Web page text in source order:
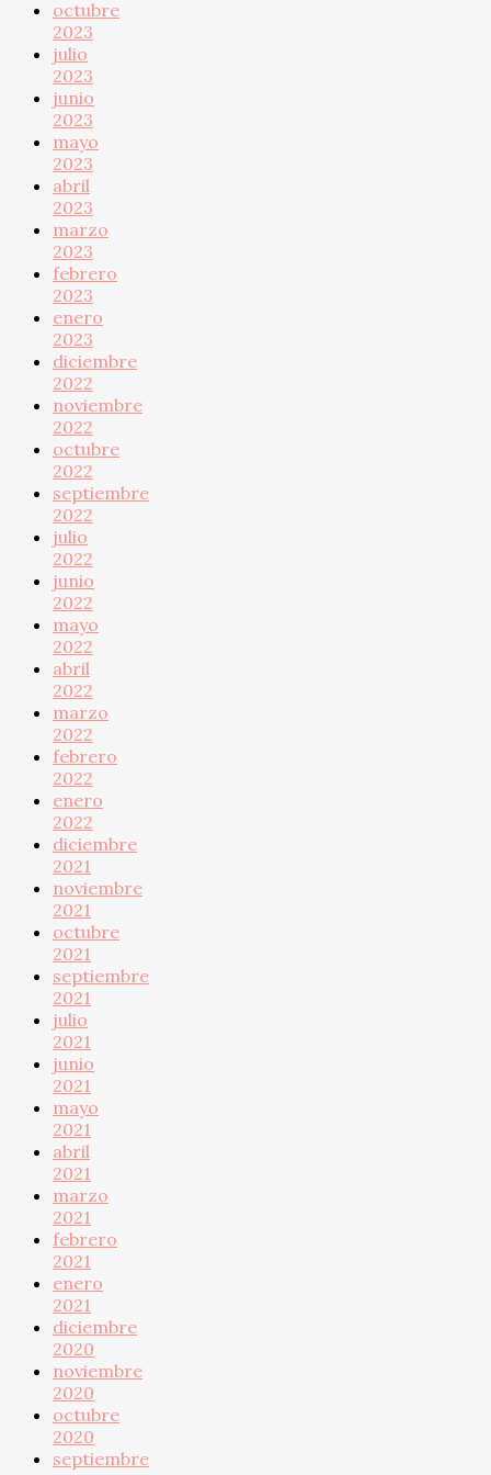
octubre
2023
julio
2023
junio
2023
mayo
2023
abril
2023
marzo
2023
febrero
2023
enero
2023
diciembre
2022
noviembre
2022
octubre
2022
septiembre
2022
julio
2022
junio
2022
mayo
2022
abril
2022
marzo
2022
febrero
2022
enero
2022
diciembre
2021
noviembre
2021
octubre
2021
septiembre
2021
julio
2021
junio
2021
mayo
2021
abril
2021
marzo
2021
febrero
2021
enero
2021
diciembre
2020
noviembre
2020
octubre
2020
septiembre